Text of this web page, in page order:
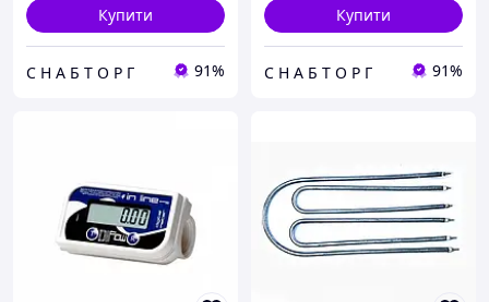
Купити
С Н А Б Т О Р Г 91%
Купити
С Н А Б Т О Р Г 91%